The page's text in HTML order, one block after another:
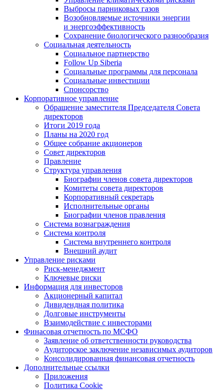
Выбросы парниковых газов
Возобновляемые источники энергии
и энергоэффективность
Сохранение биологического разнообразия
Социальная деятельность
Социальное партнерство
Follow Up Siberia
Социальные программы для персонала
Социальные инвестиции
Спонсорство
Корпоративное управление
Обращение заместителя Председателя Совета
директоров
Итоги 2019 года
Планы на 2020 год
Общее собрание акционеров
Совет директоров
Правление
Структура управления
Биографии членов совета директоров
Комитеты совета директоров
Корпоративный секретарь
Исполнительные органы
Биографии членов правления
Система вознаграждения
Система контроля
Система внутреннего контроля
Внешний аудит
Управление рисками
Риск-менеджмент
Ключевые риски
Информация для инвесторов
Акционерный капитал
Дивидендная политика
Долговые инструменты
Взаимодействие с инвеcторами
Финасовая отчетность по МСФО
Заявление об ответственности руководства
Аудиторское заключение независимых аудиторов
Консолидированная финансовая отчетность
Дополнительные ссылки
Приложения
Политика Cookie